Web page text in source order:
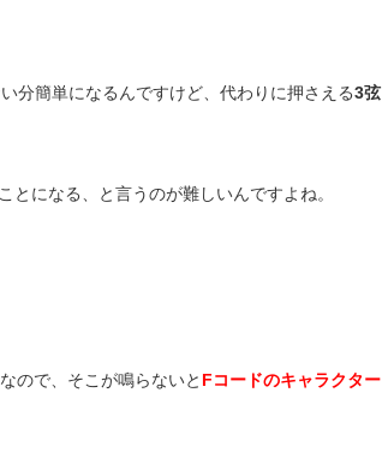
分簡単になるんですけど、代わりに押さえる3弦
になる、と言うのが難しいんですよね。
ので、そこが鳴らないと Fコードのキャラクター